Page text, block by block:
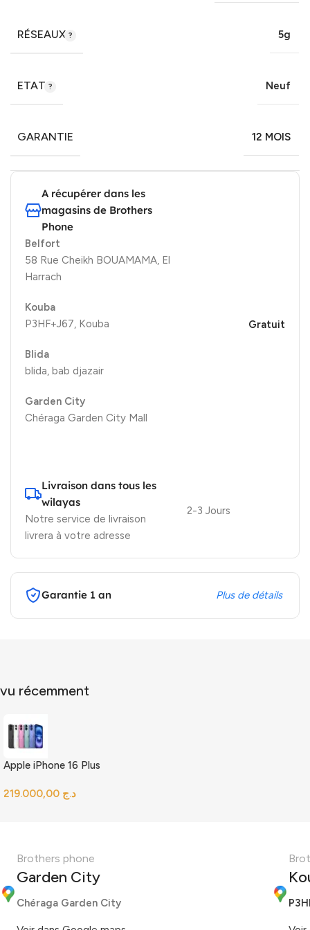
RÉSEAUX 5g
ETAT Neuf
GARANTIE 12 MOIS
A récupérer dans les
magasins de Brothers
Phone
Belfort
58 Rue Cheikh BOUAMAMA, El
Harrach
Kouba
P3HF+J67, Kouba
Blida
blida, bab djazair
Garden City
Chéraga Garden City Mall
Gratuit
Livraison dans tous les
wilayas
Notre service de livraison
livrera à votre adresse
2-3 Jours
Garantie 1 an Plus de détails
vu récemment
Apple iPhone 16 Plus
د.ج
Brothers phone
Garden City
Chéraga Garden City